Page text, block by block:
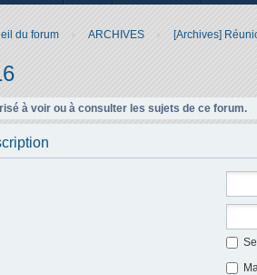
du forum ARCHIVES [Archives]
à voir ou à consulter les sujets de ce forum.